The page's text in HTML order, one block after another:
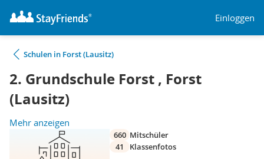
Einloggen
Schulen in Forst (Lausitz)
2. Grundschule Forst , Forst
(Lausitz)
Mehr anzeigen
660 Mitschüler
41
Klassenfotos